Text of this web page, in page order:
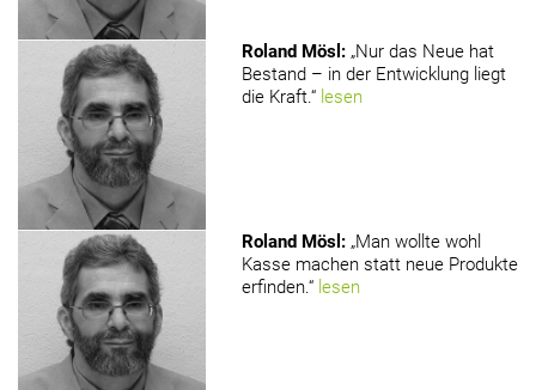
Roland Mösl : „Nur das Neue hat
Bestand – in der Entwicklung liegt
die Kraft.“ lesen
Roland Mösl : „Man wollte wohl
Kasse machen statt neue Produkte
erfinden.“ lesen